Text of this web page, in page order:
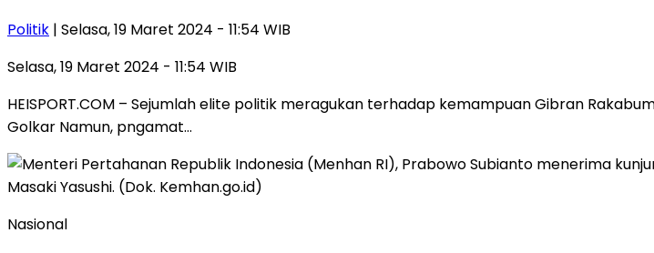
Politik | Selasa, 19 Maret 2024 - 11:54 WIB
Selasa, 19 Maret 2024 - 11:54 WIB
HEISPORT.COM – Sejumlah elite politik meragukan terhadap kemampuan Gibran
Golkar Namun, pngamat…
Nasional